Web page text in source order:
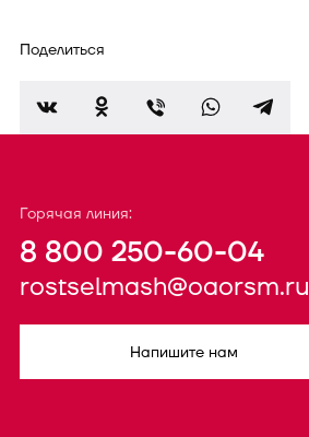
Поделиться
Горячая линия:
8 800 250-60-04
rostselmash@oaorsm.ru
Напишите нам